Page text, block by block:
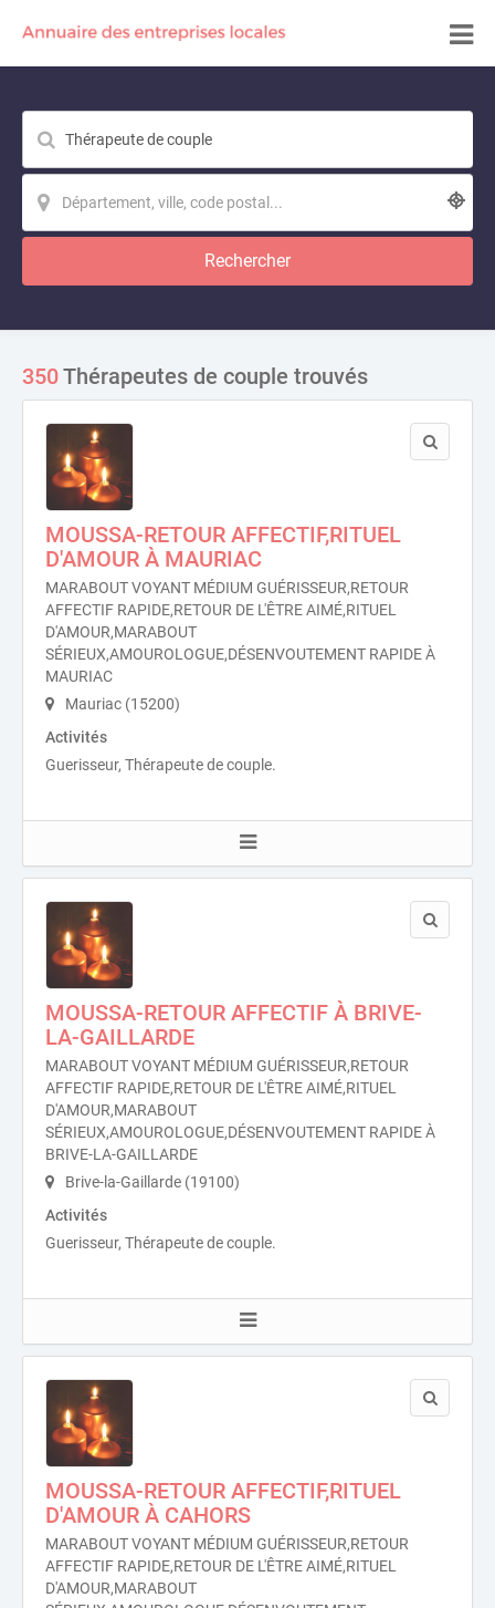
Rechercher
350Thérapeutes de couple trouvés
MOUSSA-RETOUR AFFECTIF,RITUEL
D'AMOUR À MAURIAC
MARABOUT VOYANT MÉDIUM GUÉRISSEUR,RETOUR
AFFECTIF RAPIDE,RETOUR DE L'ÊTRE AIMÉ,RITUEL
D'AMOUR,MARABOUT
SÉRIEUX,AMOUROLOGUE,DÉSENVOUTEMENT RAPIDE À
MAURIAC
Mauriac (15200)
Activités
Guerisseur, Thérapeute de couple.
MOUSSA-RETOUR AFFECTIF À BRIVE-
LA-GAILLARDE
MARABOUT VOYANT MÉDIUM GUÉRISSEUR,RETOUR
AFFECTIF RAPIDE,RETOUR DE L'ÊTRE AIMÉ,RITUEL
D'AMOUR,MARABOUT
SÉRIEUX,AMOUROLOGUE,DÉSENVOUTEMENT RAPIDE À
BRIVE-LA-GAILLARDE
Brive-la-Gaillarde (19100)
Activités
Guerisseur, Thérapeute de couple.
MOUSSA-RETOUR AFFECTIF,RITUEL
D'AMOUR À CAHORS
MARABOUT VOYANT MÉDIUM GUÉRISSEUR,RETOUR
AFFECTIF RAPIDE,RETOUR DE L'ÊTRE AIMÉ,RITUEL
D'AMOUR,MARABOUT